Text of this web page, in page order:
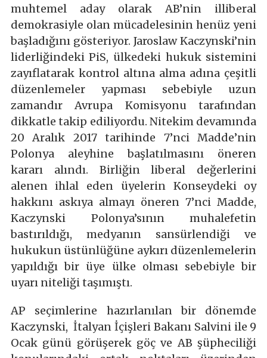
muhtemel aday olarak AB’nin illiberal
demokrasiyle olan mücadelesinin henüz yeni
başladığını gösteriyor. Jaroslaw Kaczynski’nin
liderliğindeki PiS, ülkedeki hukuk sistemini
zayıflatarak kontrol altına alma adına çeşitli
düzenlemeler yapması sebebiyle uzun
zamandır Avrupa Komisyonu tarafından
dikkatle takip ediliyordu. Nitekim devamında
20 Aralık 2017 tarihinde 7’nci Madde’nin
Polonya aleyhine başlatılmasını öneren
kararı alındı. Birliğin liberal değerlerini
alenen ihlal eden üyelerin Konseydeki oy
hakkını askıya almayı öneren 7’nci Madde,
Kaczynski Polonya’sının muhalefetin
bastırıldığı, medyanın sansürlendiği ve
hukukun üstünlüğüne aykırı düzenlemelerin
yapıldığı bir üye ülke olması sebebiyle bir
uyarı niteliği taşımıştı.
AP seçimlerine hazırlanılan bir dönemde
Kaczynski, İtalyan İçişleri Bakanı Salvini ile 9
Ocak günü görüşerek göç ve AB şüpheciliği